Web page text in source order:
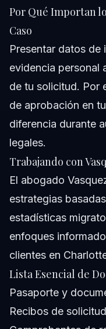
Por Qué Importan
Caso
Presentar datos de
evidencia personal
de tu solicitud. Por
de aprobación en
diferencia durante
legales.
Trabajando con
El abogado
estrategias
estadísticas
enfoques
clientes en
Lista Esencial de
Pasaporte y
Recibos de